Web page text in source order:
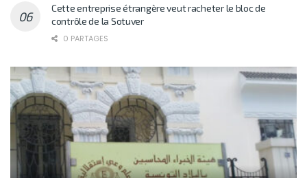
Cette entreprise étrangère veut racheter le bloc de
contrôle de la Sotuver
0 PARTAGES